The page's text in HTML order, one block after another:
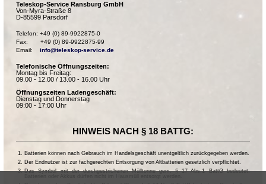
Teleskop-Service Ransburg GmbH
Von-Myra-Straße 8
D-85599 Parsdorf
Telefon: +49 (0) 89-9922875-0
Fax:       +49 (0) 89-9922875-99
Email: info@teleskop-service.de
Telefonische Öffnungszeiten:
Montag bis Freitag:
09.00 - 12.00 / 13.00 - 16.00 Uhr
Öffnungszeiten Ladengeschäft:
Dienstag und Donnerstag
09:00 - 17:00 Uhr
HINWEIS NACH § 18 BATTG:
Batterien können nach Gebrauch im Handelsgeschäft unentgeltlich zurückgegeben werden.
Der Endnutzer ist zur fachgerechten Entsorgung von Altbatterien gesetzlich verpflichtet.
Das Symbol mit der durchgestrichenen Mülltonne gem. § 17 Abs.1 BattG bedeutet: